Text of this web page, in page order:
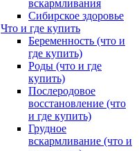
вскармливания
Сибирское здоровье
Что и где купить
Беременность (что и
где купить)
Роды (что и где
купить)
Послеродовое
восстановление (что
и где купить)
Грудное
вскармливание (что и